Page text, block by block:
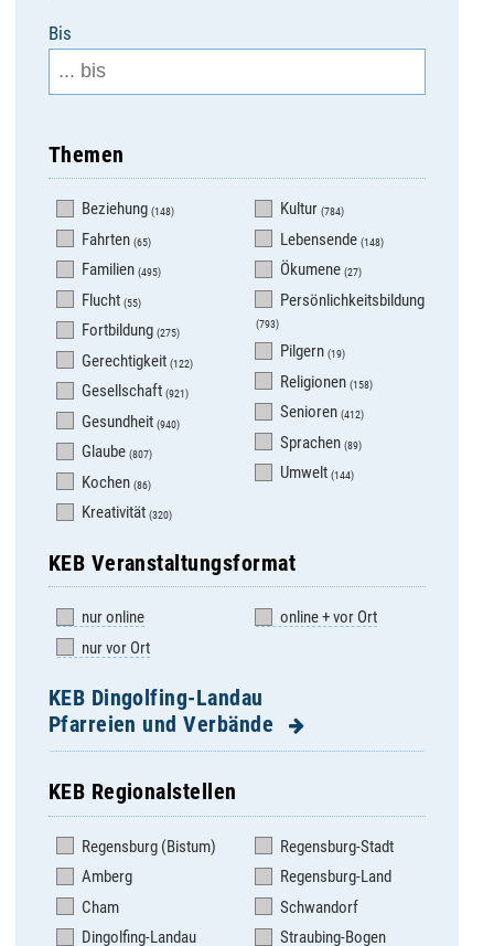
Bis
Themen
Beziehung(148)
Fahrten(65)
Familien(495)
Flucht(55)
Fortbildung(275)
Gerechtigkeit(122)
Gesellschaft(921)
Gesundheit(940)
Glaube(807)
Kochen(86)
Kreativität(320)
Kultur (784)
Lebensende (148)
Ökumene (27)
Persönlichkeitsbildung
(793)
Pilgern (19)
Religionen (158)
Senioren (412)
Sprachen (89)
Umwelt (144)
KEB Veranstaltungsformat
nur online
nur vor Ort
online + vor Ort
KEB Dingolfing-Landau
Pfarreien und Verbände
Adldorf
Altenbuch
Aufhausen
Bubach
Landau- Pfarrverband
Landau- St. Johannes
Loiching
Mamming
Marklkofen
KEB Regionalstellen
Regensburg (Bistum)
Amberg
Cham
Dingolfing-Landau
Regensburg-Stadt
Regensburg-Land
Schwandorf
Straubing-Bogen